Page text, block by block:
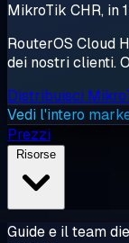
MikroTik CHR, in
RouterOS Cloud
dei nostri clienti.
Distribuisci
Vedi l'intero
Prezzi
Guide e il team